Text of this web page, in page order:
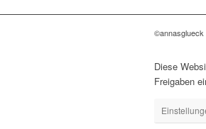
©annasglueck
Diese
Freigaben